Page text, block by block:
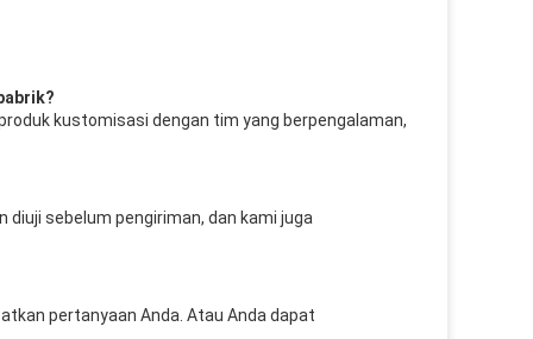
kustomisasi dengan tim yang berpengalaman,
diuji sebelum pengiriman, dan kami juga
pertanyaan Anda. Atau Anda dapat